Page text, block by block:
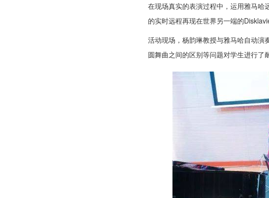
在现场真实的表演过程中，运用雅马哈
的实时远程再现在世界另一端的
活动现场，杨韵琳教授与雅马哈自动演
圆舞曲之间的区别等问题对学生进行了